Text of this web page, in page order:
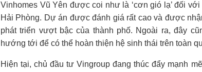
Vinhomes Vũ Yên được coi như là ‘cơn gió lạ’ đối
Hải Phòng. Dự án được đánh giá rất cao và được
phát triển vượt bậc của thành phố. Ngoài ra, đây
hướng tới để có thể hoàn thiện hệ sinh thái trên toàn
Hiện tại, chủ đầu tư Vingroup đang thúc đẩy mạnh